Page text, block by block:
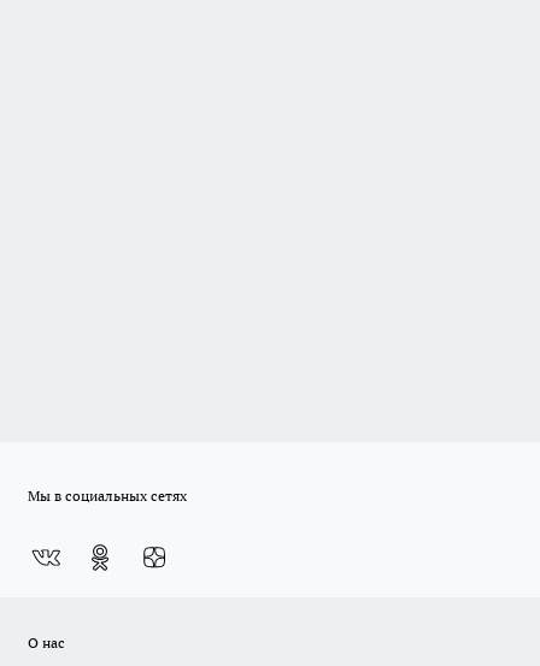
Мы в социальных сетях
О нас